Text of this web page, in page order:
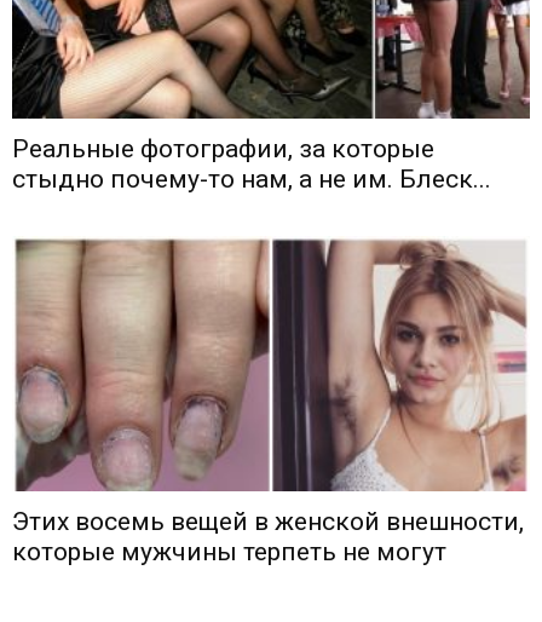
Реальные фотографии, за которые
стыдно почему-то нам, а не им. Блеск...
Этих восемь вещей в женской внешности,
которые мужчины терпеть не могут